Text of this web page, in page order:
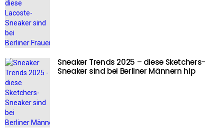
Sneaker Trends 2025 – diese Sketchers-
Sneaker sind bei Berliner Männern hip